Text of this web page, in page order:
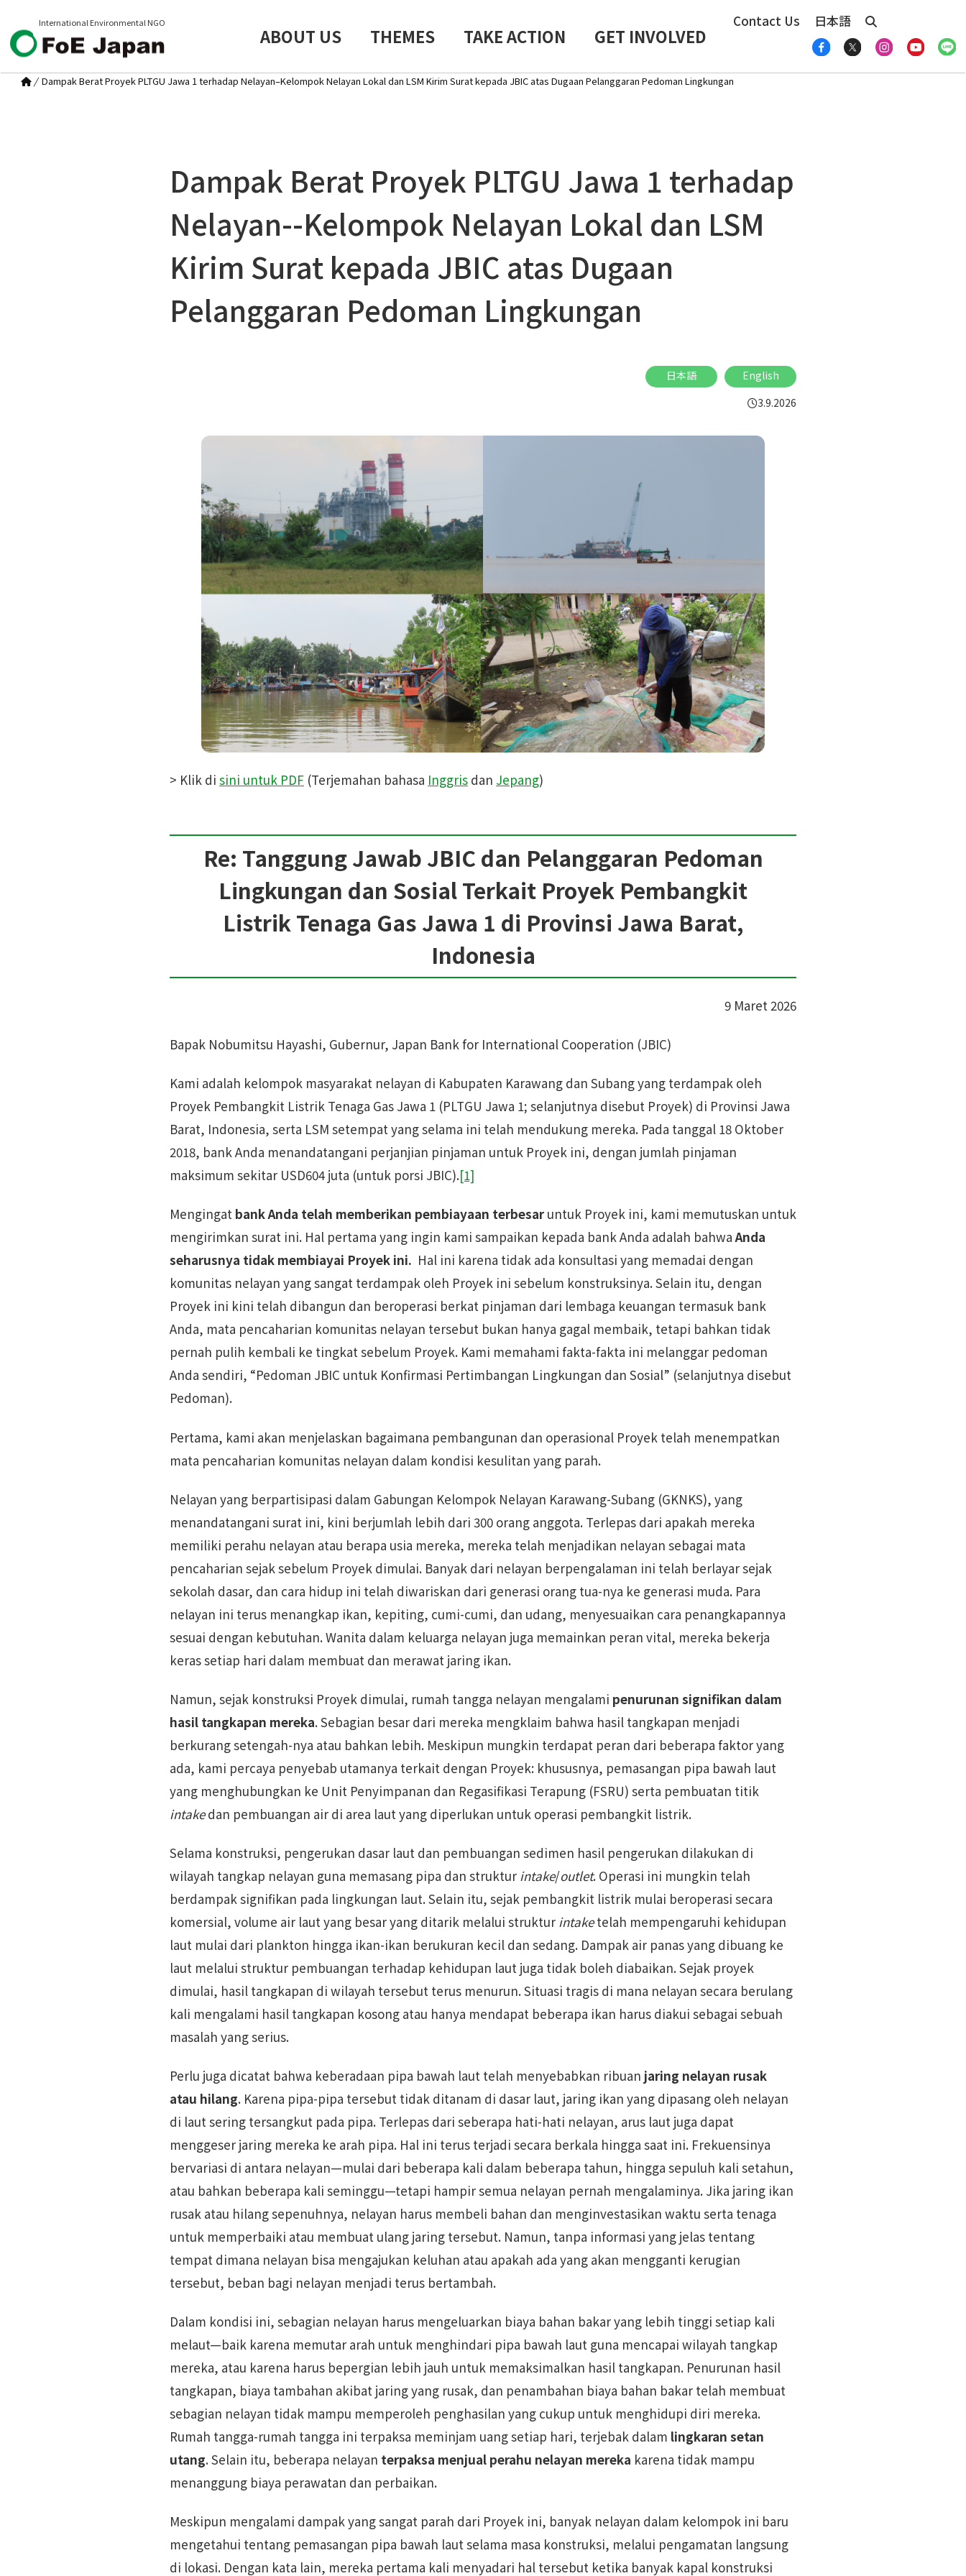
International Environmental NGO
ABOUT US THEMES TAKE ACTION GET INVOLVED
Contact Us 日本語
/ Dampak Berat Proyek PLTGU Jawa 1 terhadap Nelayan–Kelompok Nelayan Lokal dan LSM Kirim Surat kepada JBIC atas Dugaan Pelanggaran Pedoman Lingkungan
Dampak Berat Proyek PLTGU Jawa 1 terhadap
Nelayan--Kelompok Nelayan Lokal dan LSM
Kirim Surat kepada JBIC atas Dugaan
Pelanggaran Pedoman Lingkungan
日本語
English
3.9.2026
> Klik di sini untuk PDF (Terjemahan bahasa Inggris dan Jepang)
Re: Tanggung Jawab JBIC dan Pelanggaran Pedoman
Lingkungan dan Sosial Terkait Proyek Pembangkit
Listrik Tenaga Gas Jawa 1 di Provinsi Jawa Barat,
Indonesia
9 Maret 2026
Bapak Nobumitsu Hayashi, Gubernur, Japan Bank for International Cooperation (JBIC)
Kami adalah kelompok masyarakat nelayan di Kabupaten Karawang dan Subang yang terdampak oleh
Proyek Pembangkit Listrik Tenaga Gas Jawa 1 (PLTGU Jawa 1; selanjutnya disebut Proyek) di Provinsi Jawa
Barat, Indonesia, serta LSM setempat yang selama ini telah mendukung mereka. Pada tanggal 18 Oktober
2018, bank Anda menandatangani perjanjian pinjaman untuk Proyek ini, dengan jumlah pinjaman
maksimum sekitar USD604 juta (untuk porsi JBIC).[1]
Mengingat bank Anda telah memberikan pembiayaan terbesar untuk Proyek ini, kami memutuskan untuk
mengirimkan surat ini. Hal pertama yang ingin kami sampaikan kepada bank Anda adalah bahwaAnda
seharusnya tidak membiayai Proyek ini. Hal ini karena tidak ada konsultasi yang memadai dengan
komunitas nelayan yang sangat terdampak oleh Proyek ini sebelum konstruksinya. Selain itu, dengan
Proyek ini kini telah dibangun dan beroperasi berkat pinjaman dari lembaga keuangan termasuk bank
Anda, mata pencaharian komunitas nelayan tersebut bukan hanya gagal membaik, tetapi bahkan tidak
pernah pulih kembali ke tingkat sebelum Proyek. Kami memahami fakta-fakta ini melanggar pedoman
Anda sendiri, “Pedoman JBIC untuk Konfirmasi Pertimbangan Lingkungan dan Sosial” (selanjutnya disebut
Pedoman).
Pertama, kami akan menjelaskan bagaimana pembangunan dan operasional Proyek telah menempatkan
mata pencaharian komunitas nelayan dalam kondisi kesulitan yang parah.
Nelayan yang berpartisipasi dalam Gabungan Kelompok Nelayan Karawang-Subang (GKNKS), yang
menandatangani surat ini, kini berjumlah lebih dari 300 orang anggota. Terlepas dari apakah mereka
memiliki perahu nelayan atau berapa usia mereka, mereka telah menjadikan nelayan sebagai mata
pencaharian sejak sebelum Proyek dimulai. Banyak dari nelayan berpengalaman ini telah berlayar sejak
sekolah dasar, dan cara hidup ini telah diwariskan dari generasi orang tua-nya ke generasi muda. Para
nelayan ini terus menangkap ikan, kepiting, cumi-cumi, dan udang, menyesuaikan cara penangkapannya
sesuai dengan kebutuhan. Wanita dalam keluarga nelayan juga memainkan peran vital, mereka bekerja
keras setiap hari dalam membuat dan merawat jaring ikan.
Namun, sejak konstruksi Proyek dimulai, rumah tangga nelayan mengalami penurunan signifikan dalam
hasil tangkapan mereka. Sebagian besar dari mereka mengklaim bahwa hasil tangkapan menjadi
berkurang setengah-nya atau bahkan lebih. Meskipun mungkin terdapat peran dari beberapa faktor yang
ada, kami percaya penyebab utamanya terkait dengan Proyek: khususnya, pemasangan pipa bawah laut
yang menghubungkan ke Unit Penyimpanan dan Regasifikasi Terapung (FSRU) serta pembuatan titik
intakedan pembuangan air di area laut yang diperlukan untuk operasi pembangkit listrik.
Selama konstruksi, pengerukan dasar laut dan pembuangan sedimen hasil pengerukan dilakukan di
wilayah tangkap nelayan guna memasang pipa dan struktur intake/outlet. Operasi ini mungkin telah
berdampak signifikan pada lingkungan laut. Selain itu, sejak pembangkit listrik mulai beroperasi secara
komersial, volume air laut yang besar yang ditarik melalui struktur intaketelah mempengaruhi kehidupan
laut mulai dari plankton hingga ikan-ikan berukuran kecil dan sedang. Dampak air panas yang dibuang ke
laut melalui struktur pembuangan terhadap kehidupan laut juga tidak boleh diabaikan. Sejak proyek
dimulai, hasil tangkapan di wilayah tersebut terus menurun. Situasi tragis di mana nelayan secara berulang
kali mengalami hasil tangkapan kosong atau hanya mendapat beberapa ikan harus diakui sebagai sebuah
masalah yang serius.
Perlu juga dicatat bahwa keberadaan pipa bawah laut telah menyebabkan ribuan jaring nelayan rusak
atau hilang. Karena pipa-pipa tersebut tidak ditanam di dasar laut, jaring ikan yang dipasang oleh nelayan
di laut sering tersangkut pada pipa. Terlepas dari seberapa hati-hati nelayan, arus laut juga dapat
menggeser jaring mereka ke arah pipa. Hal ini terus terjadi secara berkala hingga saat ini. Frekuensinya
bervariasi di antara nelayan—mulai dari beberapa kali dalam beberapa tahun, hingga sepuluh kali setahun,
atau bahkan beberapa kali seminggu—tetapi hampir semua nelayan pernah mengalaminya. Jika jaring ikan
rusak atau hilang sepenuhnya, nelayan harus membeli bahan dan menginvestasikan waktu serta tenaga
untuk memperbaiki atau membuat ulang jaring tersebut. Namun, tanpa informasi yang jelas tentang
tempat dimana nelayan bisa mengajukan keluhan atau apakah ada yang akan mengganti kerugian
tersebut, beban bagi nelayan menjadi terus bertambah.
Dalam kondisi ini, sebagian nelayan harus mengeluarkan biaya bahan bakar yang lebih tinggi setiap kali
melaut—baik karena memutar arah untuk menghindari pipa bawah laut guna mencapai wilayah tangkap
mereka, atau karena harus bepergian lebih jauh untuk memaksimalkan hasil tangkapan. Penurunan hasil
tangkapan, biaya tambahan akibat jaring yang rusak, dan penambahan biaya bahan bakar telah membuat
sebagian nelayan tidak mampu memperoleh penghasilan yang cukup untuk menghidupi diri mereka.
Rumah tangga-rumah tangga ini terpaksa meminjam uang setiap hari, terjebak dalam lingkaran setan
utang. Selain itu, beberapa nelayan terpaksa menjual perahu nelayan mereka karena tidak mampu
menanggung biaya perawatan dan perbaikan.
Meskipun mengalami dampak yang sangat parah dari Proyek ini, banyak nelayan dalam kelompok ini baru
mengetahui tentang pemasangan pipa bawah laut selama masa konstruksi, melalui pengamatan langsung
di lokasi. Dengan kata lain, mereka pertama kali menyadari hal tersebut ketika banyak kapal konstruksi